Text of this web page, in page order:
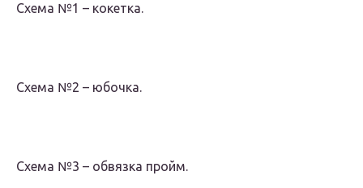
Схема №1 – кокетка.
Схема №2 – юбочка.
Схема №3 – обвязка пройм.